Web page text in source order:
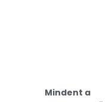
Mindent a